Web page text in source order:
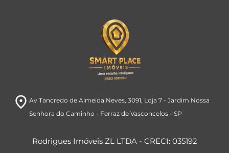
room Av Tancredo de Almeida Neves, 3091, Loja 7- Jardim Nossa
Senhora do Caminho - Ferraz de Vasconcelos- SP
Rodrigues Imóveis ZL LTDA - CRECI: 035192